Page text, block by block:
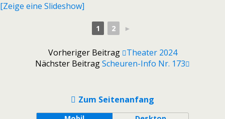
[Zeige eine Slideshow]
1 2 ►
Vorheriger Beitrag
Theater 2024
Nächster BeitragScheuren-Info Nr. 173
Zum Seitenanfang